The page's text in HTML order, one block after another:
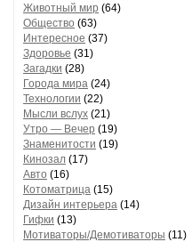
Животный мир (64)
Общество (63)
Интересное (37)
Здоровье (31)
Загадки (28)
Города мира (24)
Технологии (22)
Мысли вслух (21)
Утро — Вечер (19)
Знаменитости (19)
Кинозал (17)
Авто (16)
Котоматрица (15)
Дизайн интерьера (14)
Гифки (13)
Мотиваторы/Демотиваторы (11)